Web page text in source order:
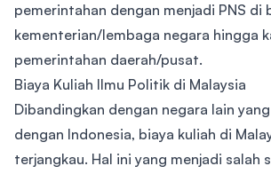
pemerintahan dengan menjadi PNS di
kementerian/lembaga negara hingga
pemerintahan daerah/pusat.
Biaya Kuliah Ilmu Politik di Malaysia
Dibandingkan dengan negara lain
dengan Indonesia, biaya kuliah di
terjangkau. Hal ini yang menjadi salah